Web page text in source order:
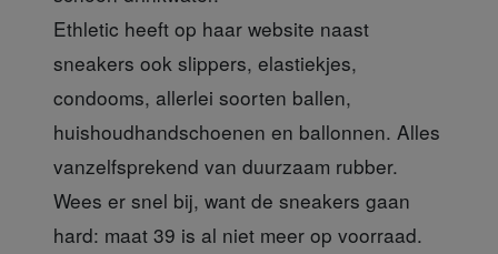
Ethletic heeft op haar website naast
sneakers ook slippers, elastiekjes,
condooms, allerlei soorten ballen,
huishoudhandschoenen en ballonnen. Alles
vanzelfsprekend van duurzaam rubber.
Wees er snel bij, want de sneakers gaan
hard: maat 39 is al niet meer op voorraad.